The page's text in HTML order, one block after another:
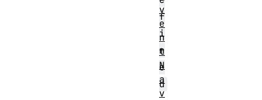
f
i
n
e
d
v
e
n
t
N
a
v